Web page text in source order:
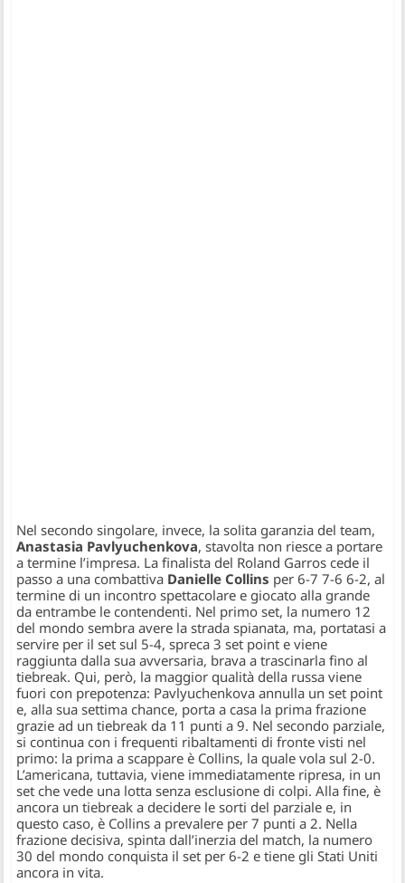
Nel secondo singolare, invece, la solita garanzia del team,
Anastasia Pavlyuchenkova, stavolta non riesce a portare
a termine l’impresa. La finalista del Roland Garros cede il
passo a una combattiva Danielle Collins per 6-7 7-6 6-2, al
termine di un incontro spettacolare e giocato alla grande
da entrambe le contendenti. Nel primo set, la numero 12
del mondo sembra avere la strada spianata, ma, portatasi a
servire per il set sul 5-4, spreca 3 set point e viene
raggiunta dalla sua avversaria, brava a trascinarla fino al
tiebreak. Qui, però, la maggior qualità della russa viene
fuori con prepotenza: Pavlyuchenkova annulla un set point
e, alla sua settima chance, porta a casa la prima frazione
grazie ad un tiebreak da 11 punti a 9. Nel secondo parziale,
si continua con i frequenti ribaltamenti di fronte visti nel
primo: la prima a scappare è Collins, la quale vola sul 2-0.
L’americana, tuttavia, viene immediatamente ripresa, in un
set che vede una lotta senza esclusione di colpi. Alla fine, è
ancora un tiebreak a decidere le sorti del parziale e, in
questo caso, è Collins a prevalere per 7 punti a 2. Nella
frazione decisiva, spinta dall’inerzia del match, la numero
30 del mondo conquista il set per 6-2 e tiene gli Stati Uniti
ancora in vita.